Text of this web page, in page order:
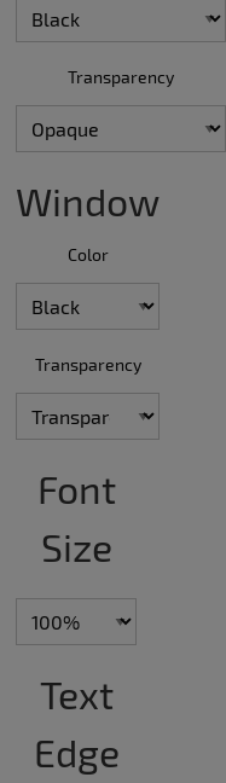
Transparency
Window
Color
Transparency
Font
Size
Text
Edge